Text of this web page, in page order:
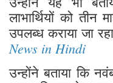
लाभार्थियों को
उपलब्ध कराया जा
News in Hindi
उन्होंने बताया कि